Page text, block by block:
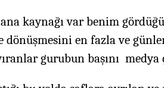
kaynağı var benim
dönüşmesini en fazla ve
gurubun başını medya